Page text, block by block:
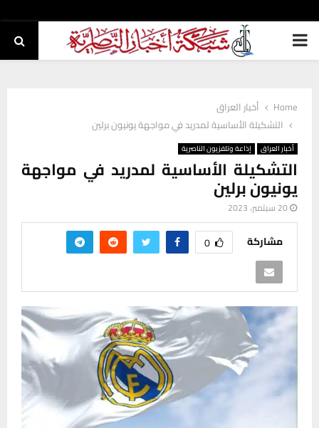
PRIMARY
Home
أخبار العراق
التشكيلة الأساسية لمدريد في مواجهة يونيون برلين
أخبار العراق إذاعة وتلفزيون الناصرية
التشكيلة الأساسية لمدريد في مواجهة
يونيون برلين
20 سبتمبر، 2023
مشاركة 0